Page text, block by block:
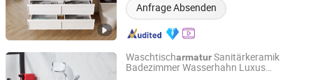
Anfrage Absenden
WaschtischarmaturSanitärkeramik
Badezimmer Wasserhahn Luxus
Zhejiang Meikty Appliance Co., Ltd.